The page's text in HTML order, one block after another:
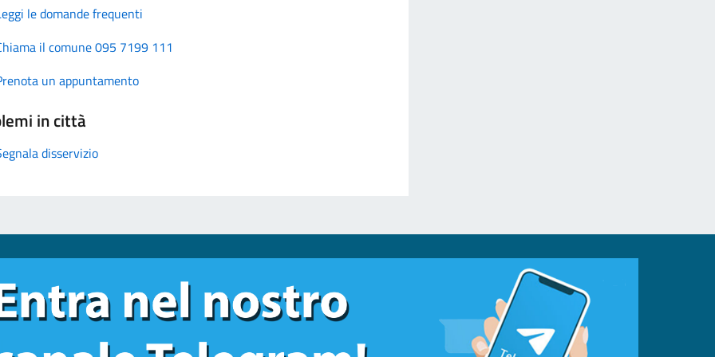
le domande frequenti
il comune 095 7199 111
un appuntamento
in città
disservizio